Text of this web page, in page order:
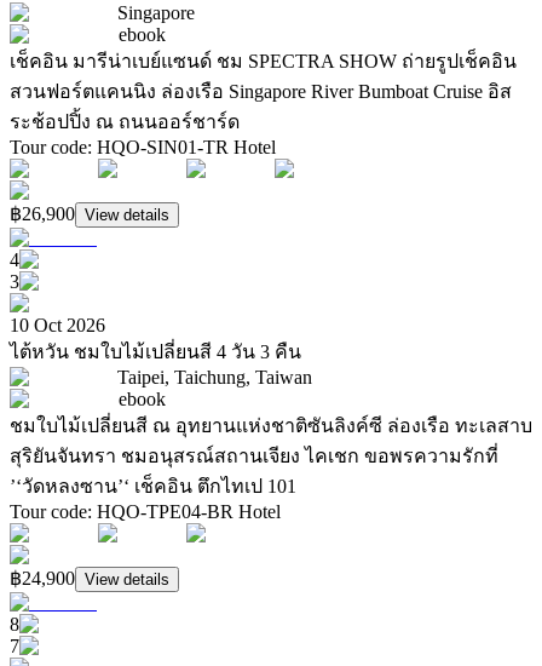
Singapore
ebook
เช็คอิน มารีน่าเบย์แซนด์ ชม SPECTRA SHOW ถ่ายรูปเช็คอิน
สวนฟอร์ตแคนนิง ล่องเรือ Singapore River Bumboat Cruise อิส
ระช้อปปิ้ง ณ ถนนออร์ชาร์ด
Tour code: HQO-SIN01-TR Hotel
฿26,900 View details
4
3
10 Oct 2026
ไต้หวัน ชมใบไม้เปลี่ยนสี 4 วัน 3 คืน
Taipei, Taichung, Taiwan
ebook
ชมใบไม้เปลี่ยนสี ณ อุทยานแห่งชาติซันลิงค์ซี ล่องเรือ ทะเลสาบ
สุริยันจันทรา ชมอนุสรณ์สถานเจียง ไคเชก ขอพรความรักที่
’‘วัดหลงซาน’‘ เช็คอิน ตึกไทเป 101
Tour code: HQO-TPE04-BR Hotel
฿24,900 View details
8
7